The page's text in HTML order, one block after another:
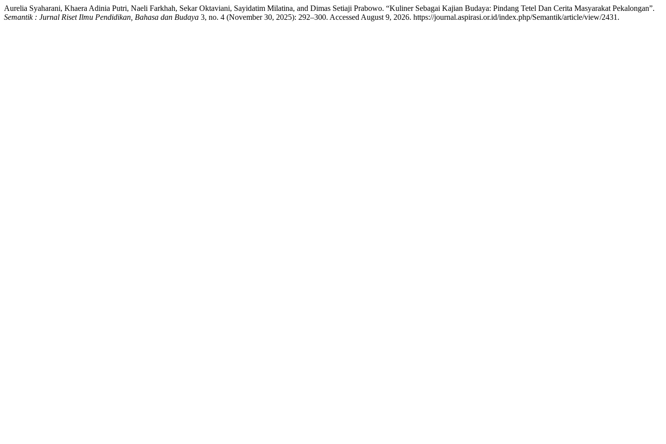
Aurelia Syaharani, Khaera Adinia Putri, Naeli Farkhah, Sekar Oktaviani, Sayidatim Milatina, and Dimas Setiaji Prabowo. “Kuliner Sebagai Kajian Budaya: Pindang Tetel Dan Cerita Masyarakat Pekalongan”.
Semantik : Jurnal Riset Ilmu Pendidikan, Bahasa dan Budaya 3, no. 4 (November 30, 2025): 292–300. Accessed August 9, 2026. https://journal.aspirasi.or.id/index.php/Semantik/article/view/2431.